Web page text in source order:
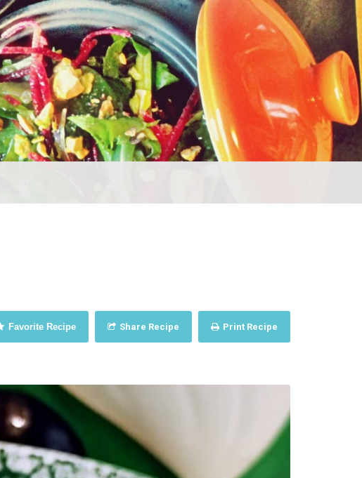
Favorite Recipe Share Recipe Print Recipe